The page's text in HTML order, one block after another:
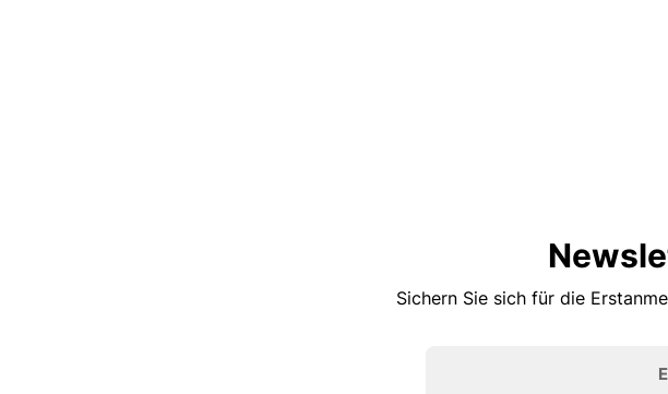
Sichern Sie sich für die